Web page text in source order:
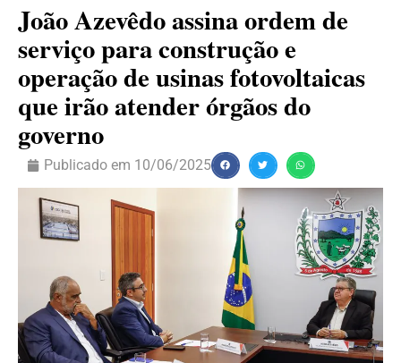
João Azevêdo assina ordem de
serviço para construção e
operação de usinas fotovoltaicas
que irão atender órgãos do
governo
Publicado em 10/06/2025